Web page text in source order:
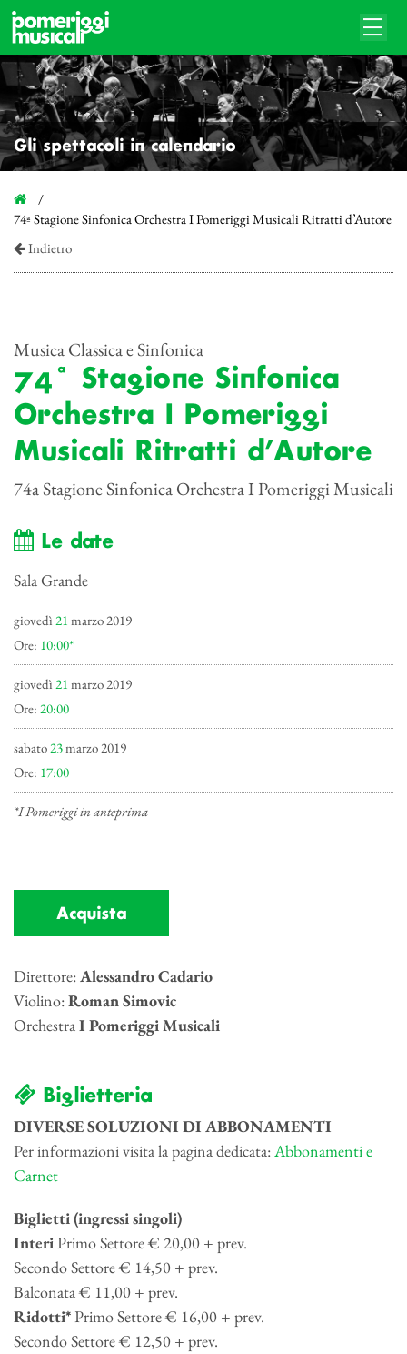
Gli spettacoli in calendario
74ª Stagione Sinfonica Orchestra I Pomeriggi Musicali Ritratti d’Autore
Indietro
Musica Classica e Sinfonica
74ª Stagione Sinfonica
Orchestra I Pomeriggi
Musicali Ritratti d’Autore
74a Stagione Sinfonica Orchestra I Pomeriggi Musicali
Le date
Sala Grande
giovedì 21 marzo 2019
Ore: 10:00*
giovedì 21 marzo 2019
Ore: 20:00
sabato23marzo 2019
Ore: 17:00
*I Pomeriggi in anteprima
Acquista
Direttore:Alessandro Cadario
Violino:Roman Simovic
OrchestraI Pomeriggi Musicali
Biglietteria
DIVERSE SOLUZIONI DI ABBONAMENTI
Per informazioni visita la pagina dedicata:Abbonamenti e
Carnet
Biglietti (ingressi singoli)
InteriPrimo Settore € 20,00 + prev.
Secondo Settore € 14,50 + prev.
Balconata € 11,00 + prev.
Ridotti*Primo Settore € 16,00 + prev.
Secondo Settore € 12,50 + prev.